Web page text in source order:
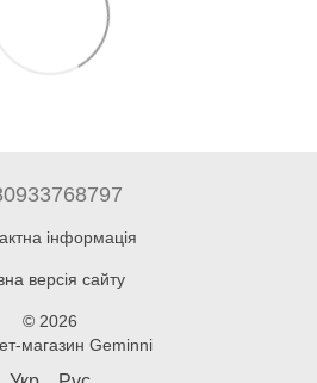
інформація
версія сайту
© 2026
магазин Geminni